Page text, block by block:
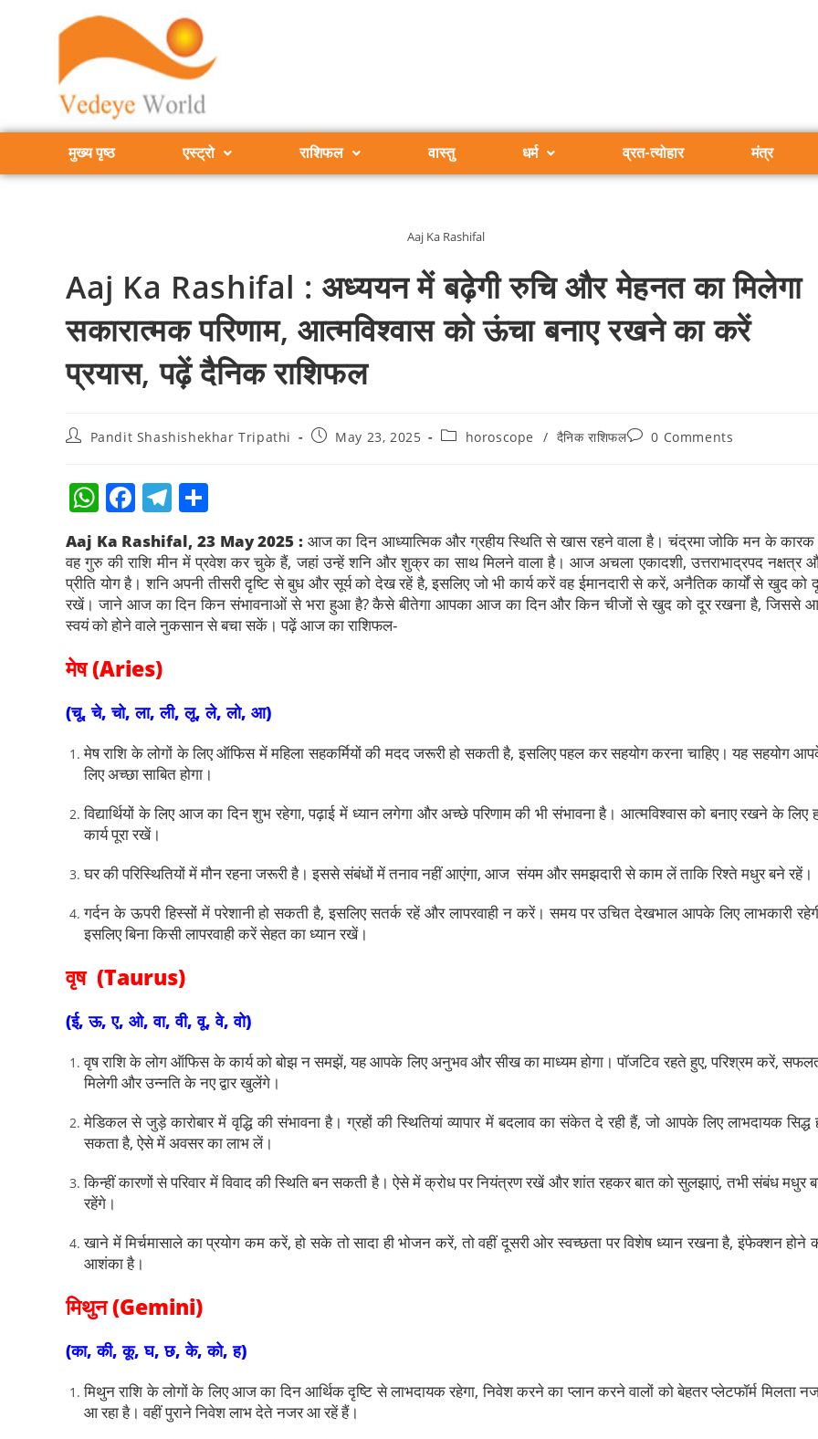
मुख्य पृष्ठ एस्ट्रो राशिफल वास्तु धर्म व्रत-त्योहार मंत्र
Aaj Ka Rashifal
Aaj Ka Rashifal : अध्ययन में बढ़ेगी रुचि और मेहनत का मिलेगा
सकारात्मक परिणाम, आत्मविश्वास को ऊंचा बनाए रखने का करें
प्रयास, पढ़ें दैनिक राशिफल
Pandit Shashishekhar Tripathi May 23, 2025 horoscope / दैनिक राशिफल 0 Comments
W
h
at
s
A
p
p
F
a
c
e
b
o
o
k
T
el
e
gr
a
m
h
ar
e
Aaj Ka Rashifal, 23 May 2025 : आज का दिन आध्यात्मिक और ग्रहीय स्थिति से खास रहने वाला है। चंद्रमा जोकि मन के कारक
वह गुरु की राशि मीन में प्रवेश कर चुके हैं, जहां उन्हें शनि और शुक्र का साथ मिलने वाला है। आज अचला एकादशी, उत्तराभाद्रपद नक्षत्र
प्रीति योग है। शनि अपनी तीसरी दृष्टि से बुध और सूर्य को देख रहें है, इसलिए जो भी कार्य करें वह ईमानदारी से करें, अनैतिक कार्यों से खुद को
रखें। जाने आज का दिन किन संभावनाओं से भरा हुआ है? कैसे बीतेगा आपका आज का दिन और किन चीजों से खुद को दूर रखना है, जिससे
स्वयं को होने वाले नुकसान से बचा सकें। पढ़ें आज का राशिफल-
मेष (Aries)
(चू, चे, चो, ला, ली, लू, ले, लो, आ)
मेष राशि के लोगों के लिए ऑफिस में महिला सहकर्मियों की मदद जरूरी हो सकती है, इसलिए पहल कर सहयोग करना चाहिए। यह सहयोग
लिए अच्छा साबित होगा।
विद्यार्थियों के लिए आज का दिन शुभ रहेगा, पढ़ाई में ध्यान लगेगा और अच्छे परिणाम की भी संभावना है। आत्मविश्वास को बनाए रखने के लिए
कार्य पूरा रखें।
घर की परिस्थितियों में मौन रहना जरूरी है। इससे संबंधों में तनाव नहीं आएंगा, आज संयम और समझदारी से काम लें ताकि रिश्ते मधुर बने रहें।
गर्दन के ऊपरी हिस्सों में परेशानी हो सकती है, इसलिए सतर्क रहें और लापरवाही न करें। समय पर उचित देखभाल आपके लिए लाभकारी
इसलिए बिना किसी लापरवाही करें सेहत का ध्यान रखें।
वृष (Taurus)
(ई, ऊ, ए, ओ, वा, वी, वू, वे, वो)
वृष राशि के लोग ऑफिस के कार्य को बोझ न समझें, यह आपके लिए अनुभव और सीख का माध्यम होगा। पॉजटिव रहते हुए, परिश्रम करें,
मिलेगी और उन्नति के नए द्वार खुलेंगे।
मेडिकल से जुड़े कारोबार में वृद्धि की संभावना है। ग्रहों की स्थितियां व्यापार में बदलाव का संकेत दे रही हैं, जो आपके लिए लाभदायक सिद्ध
सकता है, ऐसे में अवसर का लाभ लें।
किन्हीं कारणों से परिवार में विवाद की स्थिति बन सकती है। ऐसे में क्रोध पर नियंत्रण रखें और शांत रहकर बात को सुलझाएं, तभी संबंध मधुर
रहेंगे।
खाने में मिर्चमासाले का प्रयोग कम करें, हो सके तो सादा ही भोजन करें, तो वहीं दूसरी ओर स्वच्छता पर विशेष ध्यान रखना है, इंफेक्शन होने
आशंका है।
मिथुन (Gemini)
(का, की, कू, घ, छ, के, को, ह)
मिथुन राशि के लोगों के लिए आज का दिन आर्थिक दृष्टि से लाभदायक रहेगा, निवेश करने का प्लान करने वालों को बेहतर प्लेटफॉर्म मिलता
आ रहा है। वहीं पुराने निवेश लाभ देते नजर आ रहें हैं।